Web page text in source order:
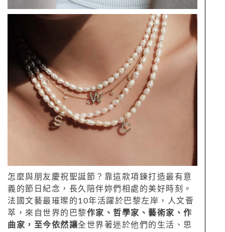
怎麼與朋友慶祝聖誕節？靠這款項鍊打造最有意
義的節日紀念，長久陪伴妳們相處的美好時刻。
法國文藝最璀璨的10年活躍於巴黎左岸，人文薈
萃，來自世界的巴黎作家、哲學家、藝術家、作
曲家，至今依然讓全世界著迷於他們的生活、思